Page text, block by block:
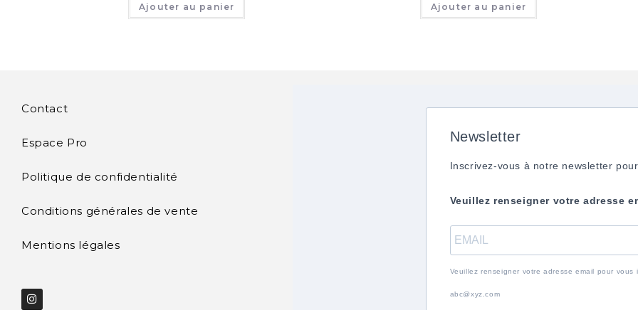
Ajouter au panier Ajouter au panier
Contact
Espace Pro
Politique de confidentialité
Conditions générales de vente
Mentions légales
Newsletter
Inscrivez-vous à notre newsletter
Veuillez renseigner votre adresse
Veuillez renseigner votre adresse email pour vous
abc@xyz.com